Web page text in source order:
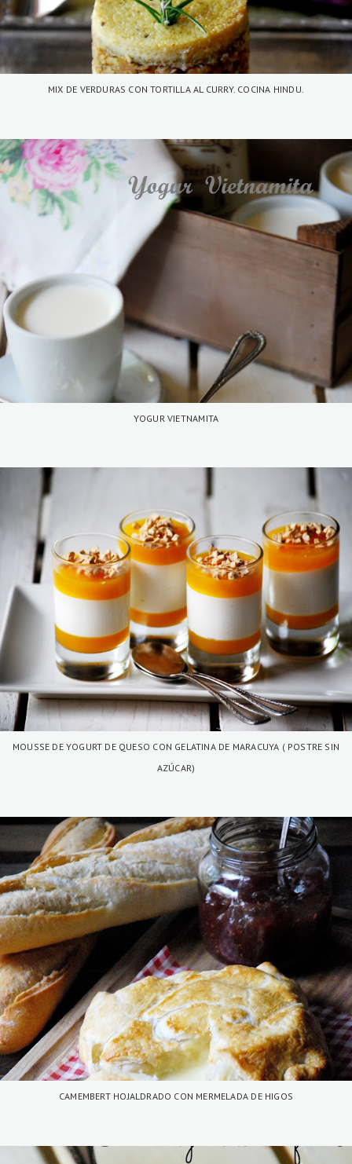
MIX DE VERDURAS CON TORTILLA AL CURRY. COCINA HINDU.
YOGUR VIETNAMITA
MOUSSE DE YOGURT DE QUESO CON GELATINA DE MARACUYA ( POSTRE SIN
AZÚCAR)
CAMEMBERT HOJALDRADO CON MERMELADA DE HIGOS